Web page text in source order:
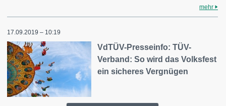
mehr
17.09.2019 – 10:19
VdTÜV-Presseinfo: TÜV-
Verband: So wird das Volksfest
ein sicheres Vergnügen